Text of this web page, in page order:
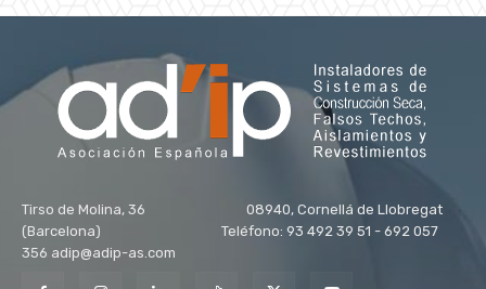
Tirso de Molina, 36 08940, Cornellá de Llobregat
(Barcelona) Teléfono: 93 492 39 51 - 692 057
356 adip@adip-as.com